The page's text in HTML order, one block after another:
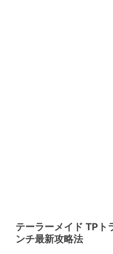
テーラーメイド TP
ンチ最新攻略法